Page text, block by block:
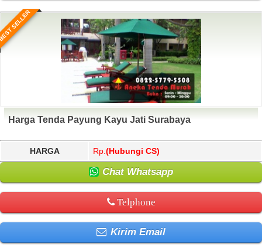
SELLER
Harga Tenda Payung Kayu Jati Surabaya
HARGA Rp. (Hubungi CS)
Chat Whatsapp
Telphone
Kirim Email